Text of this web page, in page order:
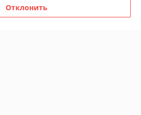
Отклонить